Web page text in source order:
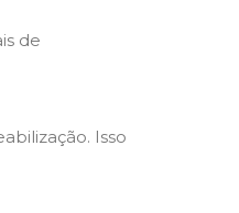
de
Isso